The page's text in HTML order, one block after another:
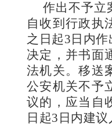
作出不予立
自收到行政执
之日起3日内
决定，并书面
法机关。移送
公安机关不予
议的，应当自
日起3日内建